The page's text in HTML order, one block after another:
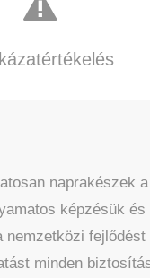
naprakészek
képzésük és
minden